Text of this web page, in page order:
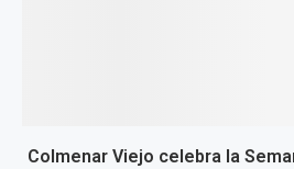
Colmenar Viejo celebra la